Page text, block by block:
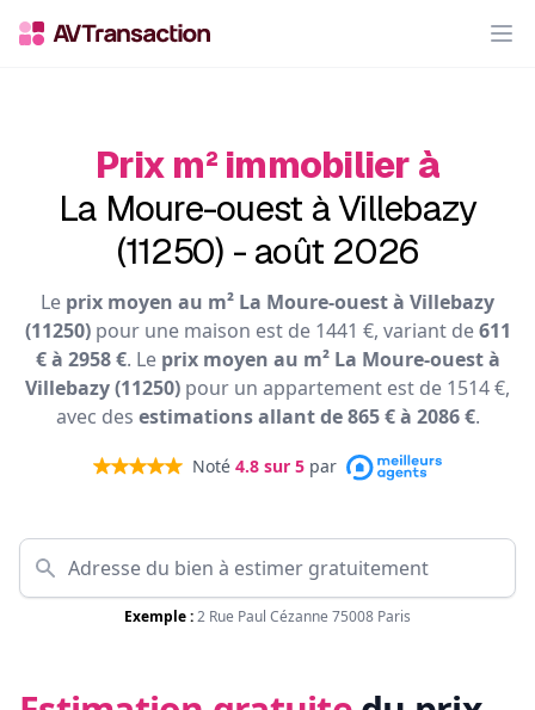
Prix m² immobilier à
La Moure-ouest à Villebazy
(11250) - août 2026
Le prix moyen au m² La Moure-ouest à Villebazy
(11250)pour une maison est de 1441 €, variant de611
€ à 2958 €. Le prix moyen au m² La Moure-ouest à
Villebazy (11250) pour un appartement est de 1514 €,
avec des estimations allant de 865 € à 2086 €.
Noté 4.8 sur 5 par
Exemple :2 Rue Paul Cézanne 75008 Paris